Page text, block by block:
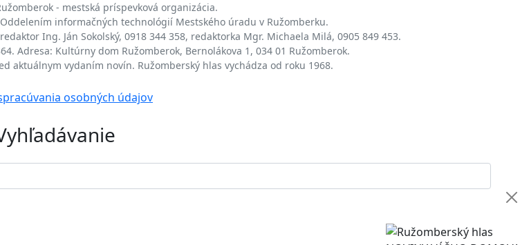
- mestská príspevková organizácia.
informačných technológií Mestského úradu v Ružomberku.
Ing. Ján Sokolský, 0918 344 358, redaktorka Mgr. Michaela Milá, 0905 849 453.
Adresa: Kultúrny dom Ružomberok, Bernolákova 1, 034 01 Ružomberok.
aktuálnym vydaním novín. Ružomberský hlas vychádza od roku 1968.
osobných údajov